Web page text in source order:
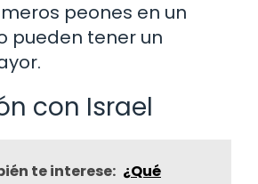
peones en un
pueden tener un
con Israel
te interese: ¿Qué